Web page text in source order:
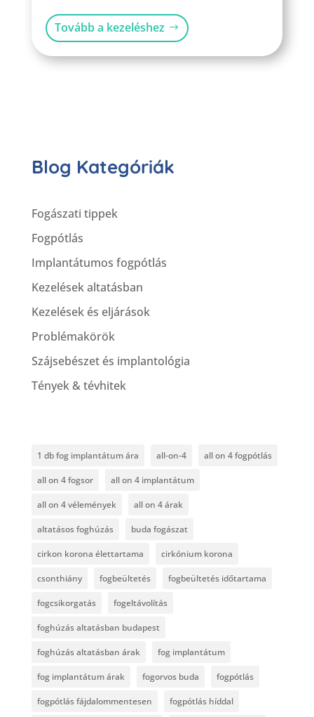
Tovább a kezeléshez
Blog Kategóriák
Fogászati tippek
Fogpótlás
Implantátumos fogpótlás
Kezelések altatásban
Kezelések és eljárások
Problémakörök
Szájsebészet és implantológia
Tények & tévhitek
1 db fog implantátum ára all-on-4 all on 4 fogpótlás
all on 4 fogsor all on 4 implantátum
all on 4 vélemények all on 4 árak
altatásos foghúzás buda fogászat
cirkon korona élettartama cirkónium korona
csonthiány fogbeültetés fogbeültetés időtartama
fogcsikorgatás fogeltávolítás
foghúzás altatásban budapest
foghúzás altatásban árak fog implantátum
fog implantátum árak fogorvos buda fogpótlás
fogpótlás fájdalommentesen fogpótlás híddal